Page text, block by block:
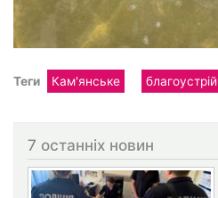
Теги Кам'янське благоустрій
7 останніх новин